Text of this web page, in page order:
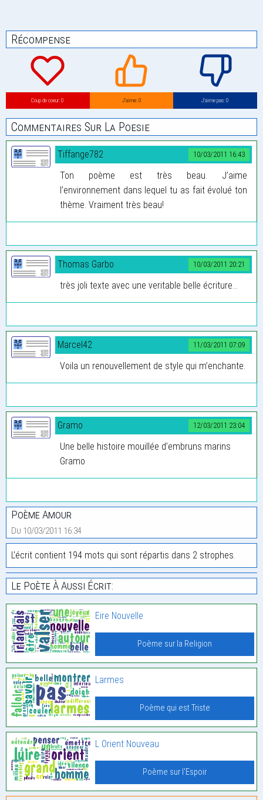
Récompense
Coup de coeur: 0 J’aime: 0 J’aime pas: 0
Commentaires Sur La Poesie
10/03/2011 16:43
Tiffange782
Ton poème est très beau. J’aime
l’environnement dans lequel tu as fait évolué ton
thème. Vraiment très beau!
10/03/2011 20:21
Thomas Garbo
très joli texte avec une veritable belle écriture...
11/03/2011 07:09
Marcel42
Voila un renouvellement de style qui m’enchante.
12/03/2011 23:04
Gramo
Une belle histoire mouillée d’embruns marins
Gramo
Poème Amour
Du 10/03/2011 16:34
L'écrit contient 194 mots qui sont répartis dans 2 strophes.
Le Poète À Aussi Écrit:
Eire Nouvelle
Poème sur la Religion
Larmes
Poème qui est Triste
L Orient Nouveau
Poème sur l'Espoir